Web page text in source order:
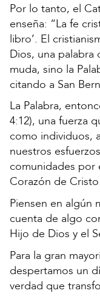
Por lo tanto, el
enseña: “La fe
libro’. El
Dios, una palabra
muda, sino la
citando a San
La ​​Palabra,
4:12), una fuerza
como individuos,
nuestros
comunidades por
Corazón de Cristo.
Piensen en algún
cuenta de algo
Hijo de Dios y el
Para la gran
despertamos un
verdad que